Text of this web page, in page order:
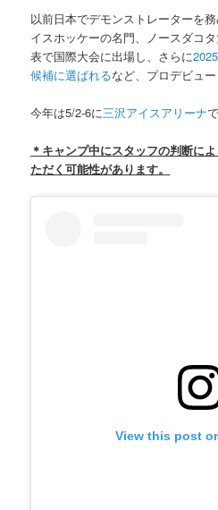
以前日本でデモンストレーターを
イスホッケーの名門、ノースダコ
表で国際大会に出場し、さらに
候補に選ばれるなど、プロデビュ
今年は5/2-6に三沢アイスアリーナ
＊キャンプ中にスタッフの判断に
ただく可能性があります。
View this post